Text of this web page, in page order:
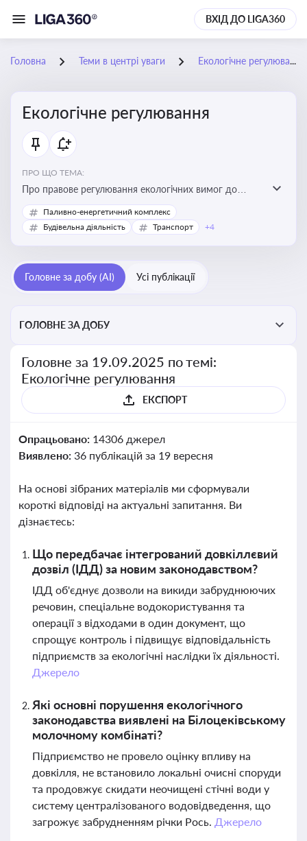
ВХІД ДО LIGA360
Головна Теми в центрі уваги Екологічне регулювання
Екологічне регулювання
ПРО ЩО ТЕМА:
Про правове регулювання екологічних вимог до
виробництв, включно з дозволами, перевірками,
стандартами викидів і гармонізацією з
Паливно-енергетичний комплекс
Будівельна діяльність
Транспорт +4
Головне за добу (AI) Усі публікації
ГОЛОВНЕ ЗА ДОБУ
Головне за 19.09.2025 по темі:
Екологічне регулювання
ЕКСПОРТ
Опрацьовано: 14306 джерел
Виявлено: 36 публікацій за 19 вересня
На основі зібраних матеріалів ми сформували
короткі відповіді на актуальні запитання. Ви
дізнаєтесь:
Що передбачає інтегрований довкіллєвий
дозвіл (ІДД) за новим законодавством?
ІДД об'єднує дозволи на викиди забруднюючих
речовин, спеціальне водокористування та
операції з відходами в один документ, що
спрощує контроль і підвищує відповідальність
підприємств за екологічні наслідки їх діяльності.
Джерело
Які основні порушення екологічного
законодавства виявлені на Білоцеківському
молочному комбінаті?
Підприємство не провело оцінку впливу на
довкілля, не встановило локальні очисні споруди
та продовжує скидати неочищені стічні води у
систему централізованого водовідведення, що
загрожує забрудненням річки Рось. Джерело